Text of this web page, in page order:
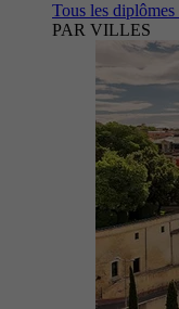
Tous les diplômes
PAR VILLES